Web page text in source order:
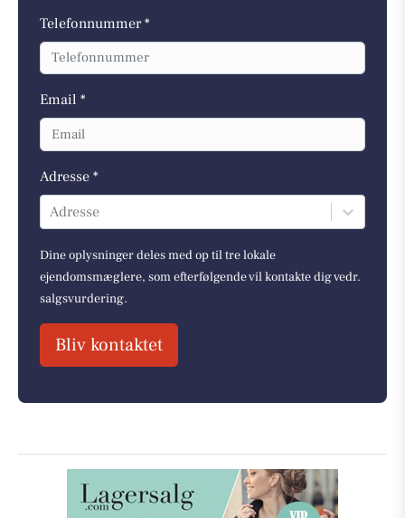
Telefonnummer *
Email *
Adresse *
Adresse
Dine oplysninger deles med op til tre lokale
ejendomsmæglere, som efterfølgende vil kontakte dig vedr.
salgsvurdering.
Bliv kontaktet